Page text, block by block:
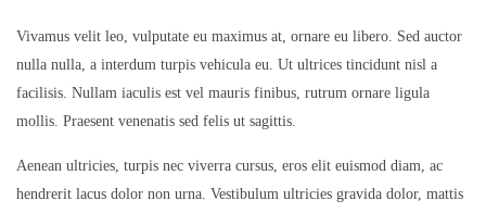
Vivamus velit leo, vulputate eu maximus at, ornare eu libero. Sed auctor
nulla nulla, a interdum turpis vehicula eu. Ut ultrices tincidunt nisl a
facilisis. Nullam iaculis est vel mauris finibus, rutrum ornare ligula
mollis. Praesent venenatis sed felis ut sagittis.
Aenean ultricies, turpis nec viverra cursus, eros elit euismod diam, ac
hendrerit lacus dolor non urna. Vestibulum ultricies gravida dolor, mattis